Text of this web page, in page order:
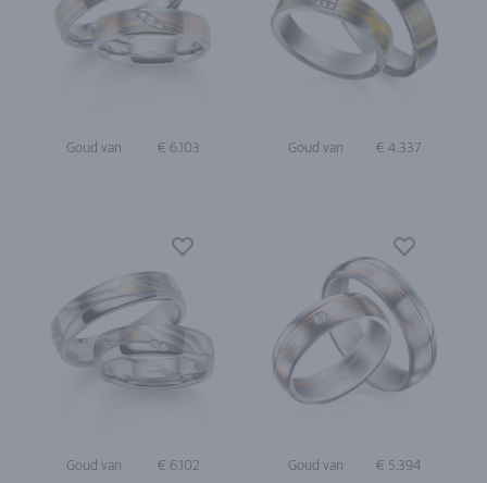
Goud van € 6.103 Goud van € 4.337
Goud van € 6.102 Goud van € 5.394